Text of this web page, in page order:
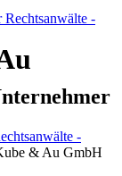
-
& Au GmbH